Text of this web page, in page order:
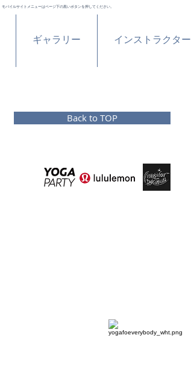
モバイルサイトメニューはページ下の黒いボタンを押してください。
ギャラリー インストラクター
Back to TOP